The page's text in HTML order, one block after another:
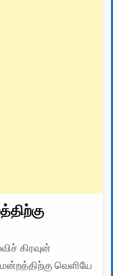
கிரவுன்
வெளியே